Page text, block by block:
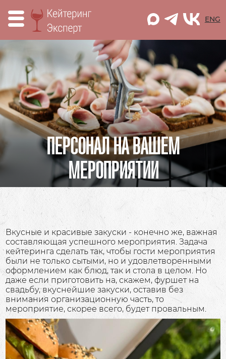
M ENG
ПЕРСОНАЛ НА ВАШЕМ
МЕРОПРИЯТИИ
Вкусные и красивые закуски - конечно же, важная
составляющая успешного мероприятия. Задача
кейтеринга сделать так, чтобы гости мероприятия
были не только сытыми, но и удовлетворенными
оформлением как блюд, так и стола в целом. Но
даже если приготовить на, скажем, фуршет на
свадьбу, вкуснейшие закуски, оставив без
внимания организационную часть, то
мероприятие, скорее всего, будет провальным.